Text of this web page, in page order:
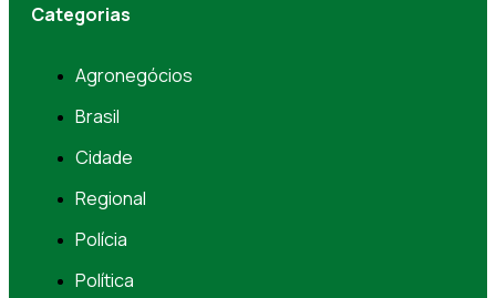
Categorias
Agronegócios
Brasil
Cidade
Regional
Polícia
Política